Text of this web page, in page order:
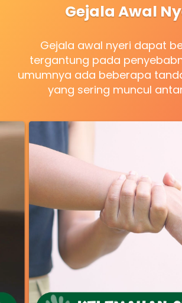
Gejala Awal
Gejala awal nyeri dapat
tergantung pada
umumnya ada beberapa
yang sering muncul